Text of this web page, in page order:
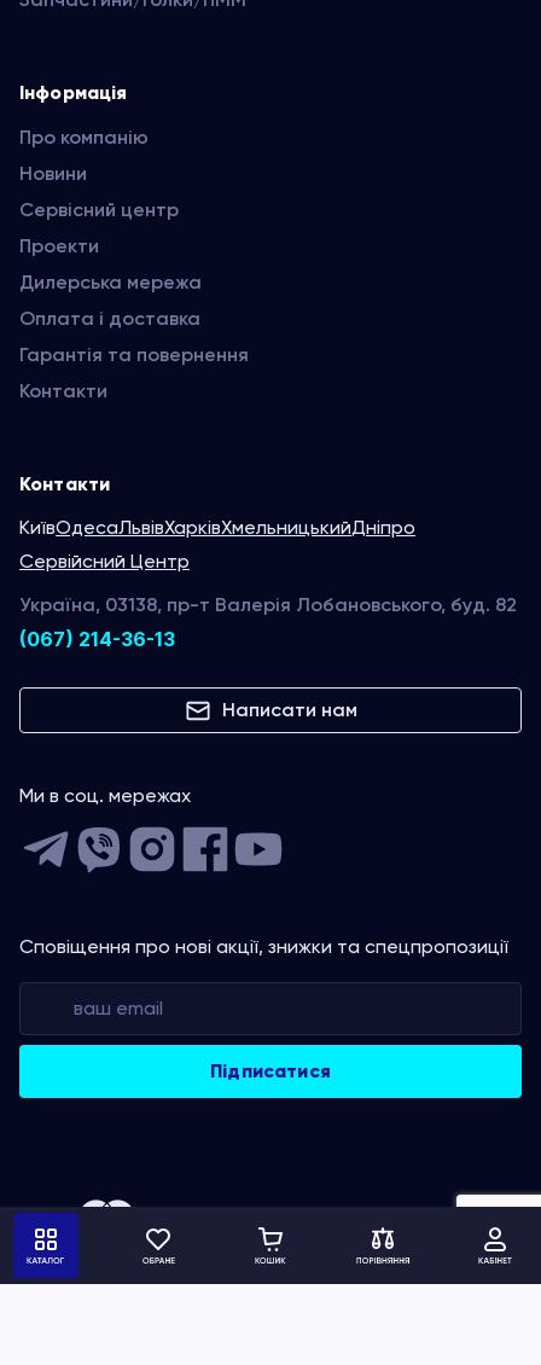
Інформація
Про компанію
Новини
Сервісний центр
Проекти
Дилерська мережа
Оплата і доставка
Гарантія та повернення
Контакти
Контакти
КиївОдесаЛьвівХарківХмельницькийДніпро
Сервійсний Центр
Україна, 03138, пр-т Валерія Лобановського, буд. 82
(067) 214-36-13
Написати нам
Ми в соц. мережах
Сповіщення про нові акції, знижки та спецпропозиції